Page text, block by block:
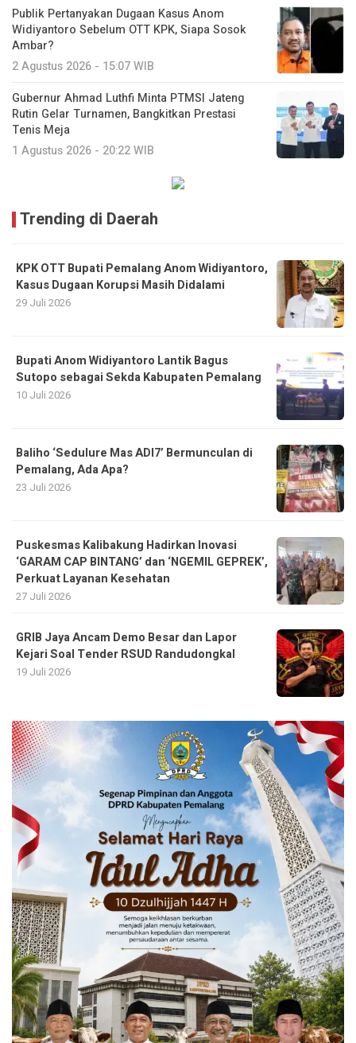
Publik Pertanyakan Dugaan Kasus Anom
Widiyantoro Sebelum OTT KPK, Siapa Sosok
Ambar?
2 Agustus 2026 - 15:07 WIB
Gubernur Ahmad Luthfi Minta PTMSI Jateng
Rutin Gelar Turnamen, Bangkitkan Prestasi
Tenis Meja
1 Agustus 2026 - 20:22 WIB
Trending di Daerah
KPK OTT Bupati Pemalang Anom Widiyantoro,
Kasus Dugaan Korupsi Masih Didalami
29 Juli 2026
Bupati Anom Widiyantoro Lantik Bagus
Sutopo sebagai Sekda Kabupaten Pemalang
10 Juli 2026
Baliho ‘Sedulure Mas ADI7’ Bermunculan di
Pemalang, Ada Apa?
23 Juli 2026
Puskesmas Kalibakung Hadirkan Inovasi
‘GARAM CAP BINTANG’ dan ‘NGEMIL GEPREK’,
Perkuat Layanan Kesehatan
27 Juli 2026
GRIB Jaya Ancam Demo Besar dan Lapor
Kejari Soal Tender RSUD Randudongkal
19 Juli 2026